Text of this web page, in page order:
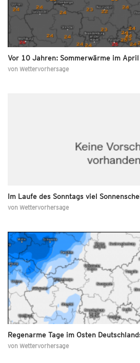
Vor 10 Jahren: Sommerwärme im April
von Wettervorhersage
Im Laufe des Sonntags viel
von Wettervorhersage
Regenarme Tage im Osten
von Wettervorhersage